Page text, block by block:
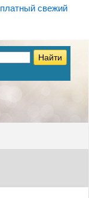
свежий